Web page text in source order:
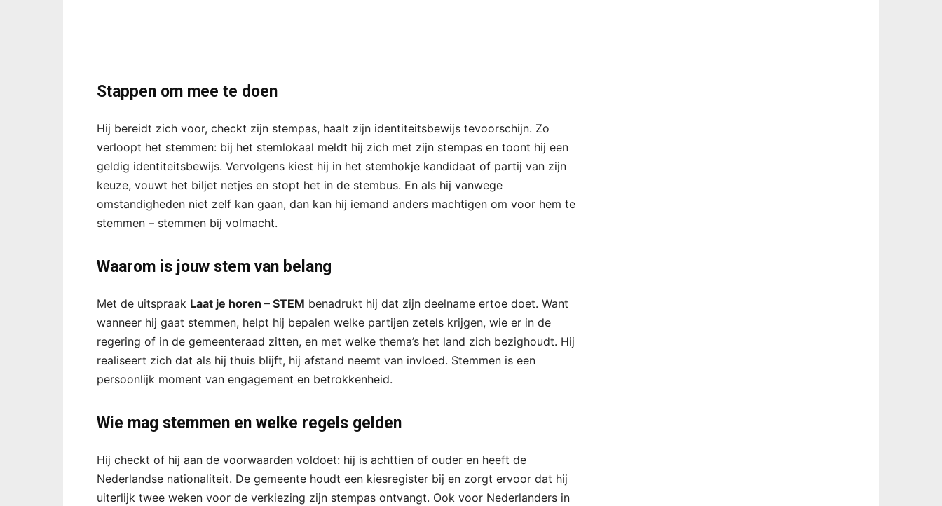
Stappen om mee te doen
Hij bereidt zich voor, checkt zijn stempas, haalt zijn identiteitsbewijs tevoorschijn. Zo
verloopt het stemmen: bij het stemlokaal meldt hij zich met zijn stempas en toont hij een
geldig identiteitsbewijs. Vervolgens kiest hij in het stemhokje kandidaat of partij van zijn
keuze, vouwt het biljet netjes en stopt het in de stembus. En als hij vanwege
omstandigheden niet zelf kan gaan, dan kan hij iemand anders machtigen om voor hem te
stemmen – stemmen bij volmacht.
Waarom is jouw stem van belang
Met de uitspraak Laat je horen – STEM benadrukt hij dat zijn deelname ertoe doet. Want
wanneer hij gaat stemmen, helpt hij bepalen welke partijen zetels krijgen, wie er in de
regering of in de gemeenteraad zitten, en met welke thema’s het land zich bezighoudt. Hij
realiseert zich dat als hij thuis blijft, hij afstand neemt van invloed. Stemmen is een
persoonlijk moment van engagement en betrokkenheid.
Wie mag stemmen en welke regels gelden
Hij checkt of hij aan de voorwaarden voldoet: hij is achttien of ouder en heeft de
Nederlandse nationaliteit. De gemeente houdt een kiesregister bij en zorgt ervoor dat hij
uiterlijk twee weken voor de verkiezing zijn stempas ontvangt. Ook voor Nederlanders in